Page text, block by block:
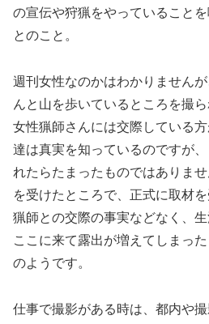
の宣伝や狩猟をやっていること
とのこと。
週刊女性なのかはわかりません
んと山を歩いているところを撮
女性猟師さんには交際している
達は真実を知っているのですが
れたらたまったものではありま
を受けたところで、正式に取材
猟師との交際の事実などなく、生
ここに来て露出が増えてしまっ
のようです。
仕事で撮影がある時は、都内や